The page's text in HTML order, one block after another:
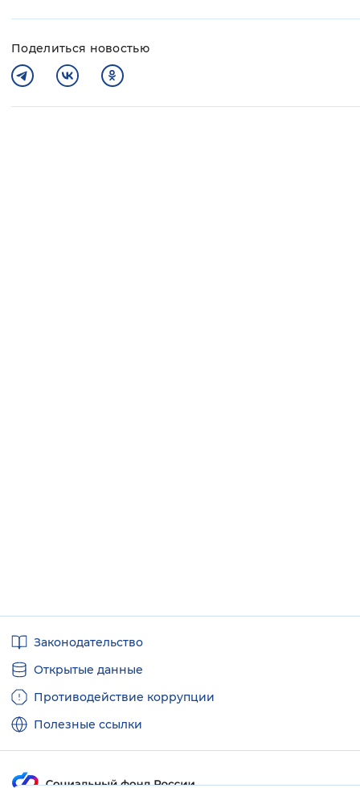
Поделиться новостью
ссылкиЗаконодательство
Открытые данные
Противодействие коррупции
Полезные ссылки